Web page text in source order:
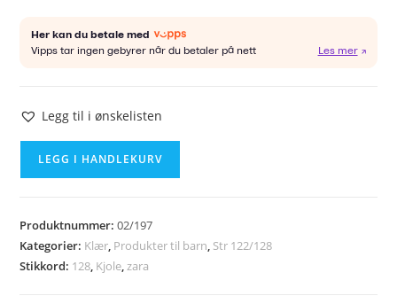
Legg til i ønskelisten
128
antall
LEGG I HANDLEKURV
Produktnummer:02/197
Kategorier: Klær, Produkter til barn, Str 122/128
Stikkord: 128, Kjole,zara